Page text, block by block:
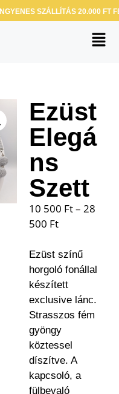
INGYENES SZÁLLÍTÁS 20.000 FT
Ezüst
Elegá
ns
Szett
10 500 Ft– 28
500 Ft
Ezüst színű
horgoló fonállal
készített
exclusive lánc.
Strasszos fém
gyöngy
köztessel
díszítve. A
kapcsoló, a
fülbevaló